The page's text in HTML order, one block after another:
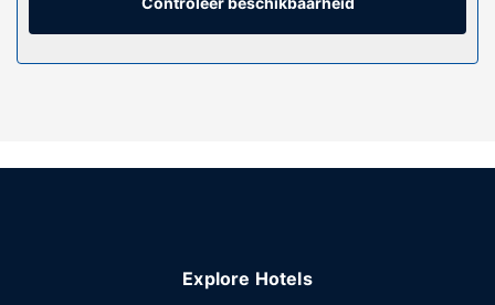
Algemene voorziening
Verwen jezelf met massages wanneer je de spa bezoekt.
uitstapjes/tickets.
van de 24-uurs roomservice. Bestel je favoriete drankje in
Explore Hotels